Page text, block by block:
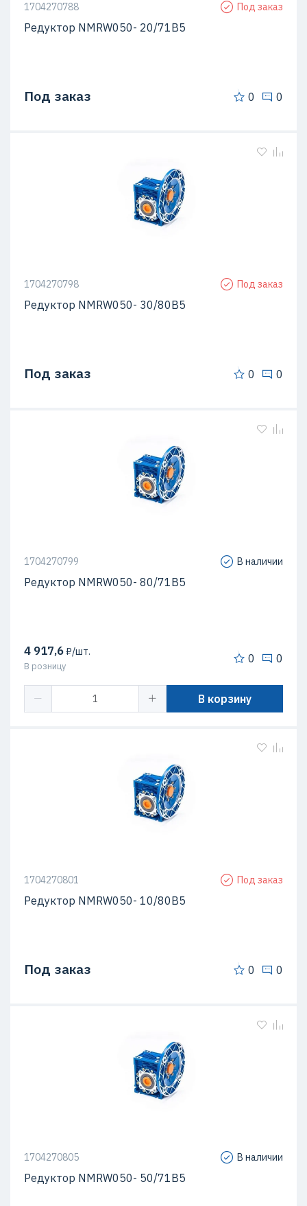
1704270788 Под заказ
Редуктор NMRW050- 20/71B5
Под заказ 0 0
1704270798 Под заказ
Редуктор NMRW050- 30/80B5
Под заказ 0 0
1704270799 В наличии
Редуктор NMRW050- 80/71B5
4 917,6₽/шт.
В розницу
0 0
В корзину
1704270801 Под заказ
Редуктор NMRW050- 10/80B5
Под заказ 0 0
1704270805 В наличии
Редуктор NMRW050- 50/71B5